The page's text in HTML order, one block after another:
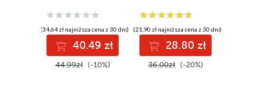
(34,64 zł najniższa cena z 30 dni)
40.49 zł
44.99zł (-10%)
(21,90 zł najniższa cena z 30 dni)
28.80 zł
36.00zł (-20%)